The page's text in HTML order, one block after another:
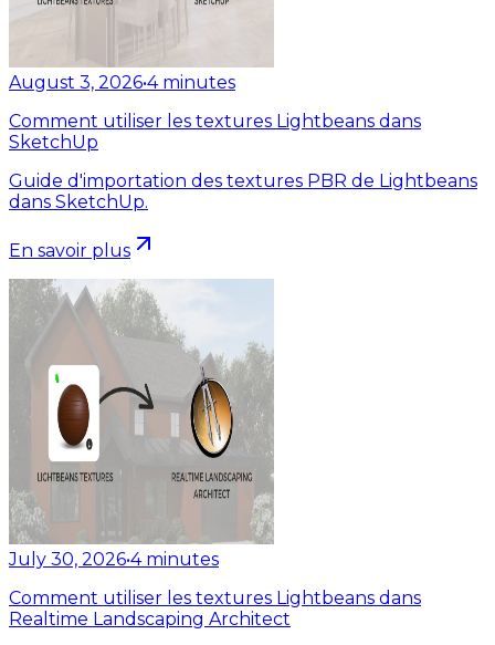
August 3, 2026•4 minutes
Comment utiliser les textures Lightbeans dans
SketchUp
Guide d'importation des textures PBR de Lightbeans
dans SketchUp.
En savoir plus
July 30, 2026•4 minutes
Comment utiliser les textures Lightbeans dans
Realtime Landscaping Architect